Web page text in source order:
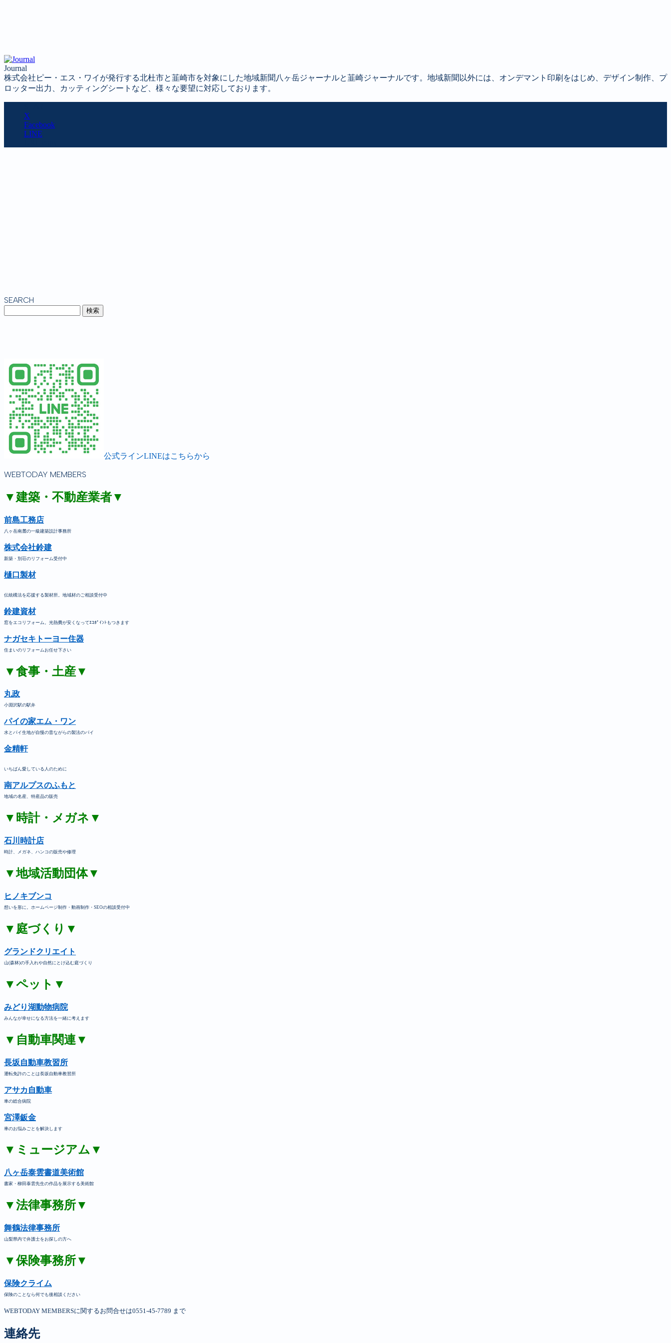
Journal
株式会社ピー・エス・ワイが発行する北杜市と韮崎市を対象にした地域新聞八ヶ岳ジャーナルと韮崎ジャーナルです。地域新聞以外には、オンデマント印刷をはじめ、デザイン制作、プ
ロッター出力、カッティングシートなど、様々な要望に対応しております。
X
Facebook
LINE
SEARCH
公式ラインLINEはこちらから
WEBTODAY MEMBERS
▼建築・不動産業者▼
前島工務店
八ヶ岳南麓の一級建築設計事務所
株式会社鈴建
新築・別荘のリフォーム受付中
樋口製材
伝統構法を応援する製材所。地域材のご相談受付中
鈴建資材
窓をエコリフォーム。光熱費が安くなってｴｺﾎﾟｲﾝﾄもつきます
ナガセキトーヨー住器
住まいのリフォームお任せ下さい
▼食事・土産▼
丸政
小淵沢駅の駅弁
パイの家エム・ワン
水とパイ生地が自慢の昔ながらの製法のパイ
金精軒
いちばん愛している人のために
南アルプスのふもと
地域の名産、特産品の販売
▼時計・メガネ▼
石川時計店
時計、メガネ、ハンコの販売や修理
▼地域活動団体▼
ヒノキブンコ
想いを形に。ホームページ制作・動画制作・SEOの相談受付中
▼庭づくり▼
グランドクリエイト
山(森林)の手入れや自然にとけ込む庭づくり
▼ペット▼
みどり湖動物病院
みんなが幸せになる方法を一緒に考えます
▼自動車関連▼
長坂自動車教習所
運転免許のことは長坂自動車教習所
アサカ自動車
車の総合病院
宮澤鈑金
車のお悩みごとを解決します
▼ミュージアム▼
八ヶ岳泰雲書道美術館
書家・柳田泰雲先生の作品を展示する美術館
▼法律事務所▼
舞鶴法律事務所
山梨県内で弁護士をお探しの方へ
▼保険事務所▼
保険クライム
保険のことなら何でも後相談ください
WEBTODAY MEMBERSに関するお問合せは0551-45-7789 まで
連絡先